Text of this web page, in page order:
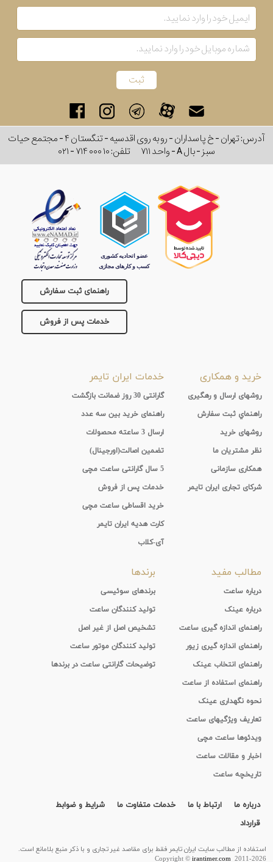
رنگ
بکار
رفته
جنس
بکاررفته
بیشتر...
آدرس: تهران - خ پاسداران - رو به روی اقدسیه - تنگستان ۴ - مجتمع حیات
سبز - بال A - واحد ۷۱۱
تلفن:۰۲۱ - ۷۱۴ ۰۰۰ ۱۰
راهنمای ثبت سفارش
خدمات پس از فروش
خرید و همکاری
روشهای ارسال و رهگیری
راهنماي ثبت سفارش
روشهای خرید
نظر مشتریان ما
همکاری سازمانی
شرکای تجاری ایران تایمر
خدمات ایران تایمر
گارانتی 30 روز ضمانت بازگشت
راهنمای خرید بین سه عدد
ارسال 3 ساعته محصولات
تضمین اصالت(اورجینال)
5 سال گارانتی ساعت مچی
خدمات پس از فروش
خرید اقساطی ساعت مچی
کارت هدیه ایران تایمر
آی-کلاب
مطالب مفید
درباره ساعت
درباره عینک
راهنمای اندازه گیری ساعت
راهنمای اندازه گیری زیور
راهنمای انتخاب عینک
راهنمای استفاده از ساعت
نحوه نگهداری عینک
تعاریف ویژگیهای ساعت
ویدئوها ساعت مچی
اخبار و مقالات ساعت
تاریخچه ساعت
برندها
برندهای سوئیسی
تولید کنندگان ساعت
تشخیص اصل از غیر اصل
تولید کنندگان موتور ساعت
توضیحات گارانتی ساعت در برندها
درباره ما ارتباط با ما خدمات متفاوت ما
شرایط و ضوابط
قرارداد
استفاده از مطالب سايت ایران تایمر فقط برای مقاصد غیر تجاری و با ذکر منبع بلامانع است.
Copyright ©irantimer.com2011-2026